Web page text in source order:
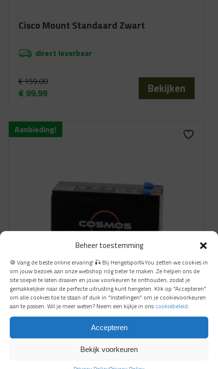
Beheer toestemming
🍪 Vang de beste online ervaring! 🎣 Bij Hengelsport4You zetten we cookies in
om jouw bezoek aan onze webshop nóg beter te maken. Ze helpen ons de
site soepel te laten draaien en jouw voorkeuren te onthouden, zodat je
gemakkelijker naar de perfecte uitrusting kunt hengelen. Klik op "Accepteren"
om alle cookies toe te staan of duik in "Instellingen" om je cookievoorkeuren
aan te passen. Wil je meer weten? Neem een kijkje in ons cookiebeleid.
Accepteren
Bekijk voorkeuren
Cisco Mount Standaard Zwart
direct leverbaar
€159.00
was:
€ 159.00.
€ 99.99
is:
€ 99.99.
Bekijken
Cosmos 12 Volt 10 Amp
Aanbieding!